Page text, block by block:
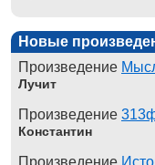
Новые
Произведение
Лучит
Произведение
Константин
Произведение